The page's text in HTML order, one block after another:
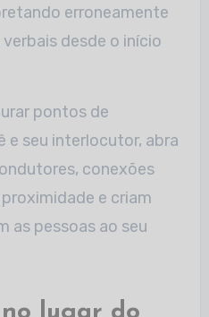
erroneamente
desde o início
pontos de
e seu interlocutor, abra
conexões
e criam
as pessoas ao seu